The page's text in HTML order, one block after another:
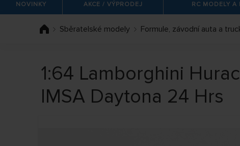
NOVINKY AKCE / VÝPRODEJ RC MODELY A
Sběratelské modely Formule, závodní auta a
1:64 Lamborghini
IMSA Daytona 24 Hrs